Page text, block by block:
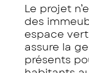
Le projet
des
espace
assure la
présents